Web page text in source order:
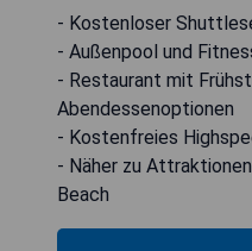
- Kostenloser
- Außenpool und
- Restaurant mit
Abendessenoptionen
- Kostenfreies
- Näher zu
Beach